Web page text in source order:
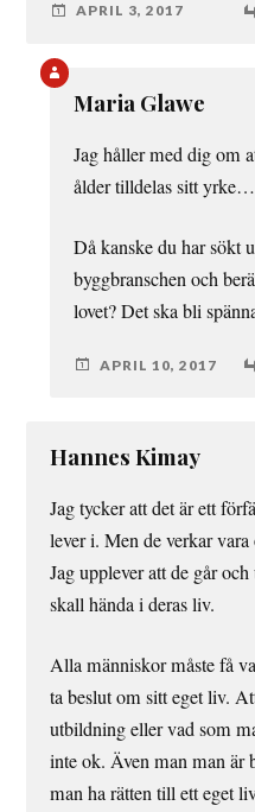
APRIL 3, 2017
Maria Glawe
Jag håller med dig om
ålder tilldelas sitt yrke…
Då kanske du har sökt
byggbranschen och
lovet? Det ska bli
APRIL 10, 2017
Hannes Kimay
Jag tycker att det är ett
lever i. Men de verkar
Jag upplever att de går
skall hända i deras liv.
Alla människor måste få
ta beslut om sitt eget liv.
utbildning eller vad som
inte ok. Även man man är
man ha rätten till ett eget